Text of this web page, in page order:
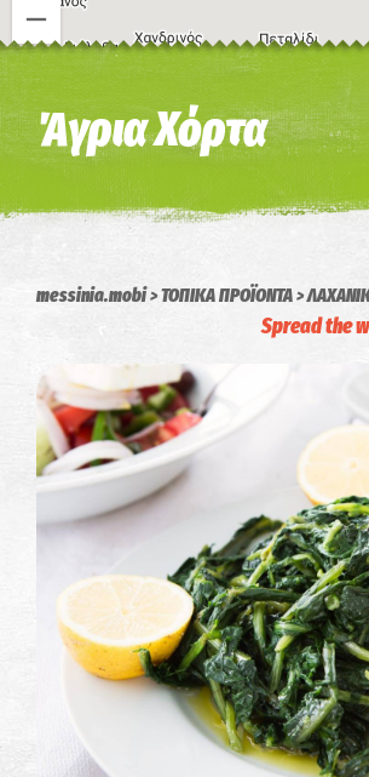
Η εικόνα ενδέχεται να υπόκειται σε
Άγρια Χόρτα
messinia.mobi ΤΟΠΙΚΑ ΠΡΟΪΟΝΤΑ
Spread the